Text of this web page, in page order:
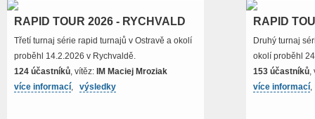
RAPID TOUR 2026 - RYCHVALD
Třetí turnaj série rapid turnajů v Ostravě a okolí
proběhl 14.2.2026 v Rychvaldě.
124 účastníků, vítěz: IM Maciej Mroziak
více informací, výsledky
RAPID
Druhý turnaj
okolí proběhl
153 účastníků,
více informací